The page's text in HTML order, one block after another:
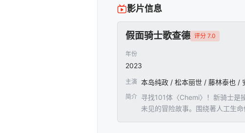
影片信息
假面骑士歌查德 评分 7.0
年份
2023
主演
简介 寻找101体〈Chemi〉！新骑士
未见的冒险故事。围绕著人工生命